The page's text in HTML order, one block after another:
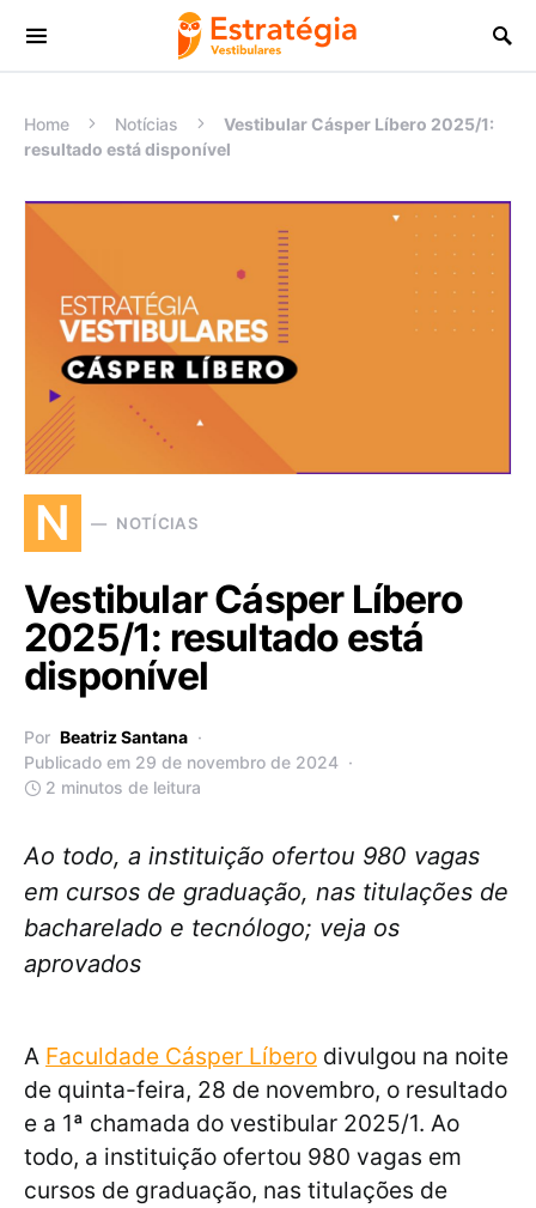
Procurar:
Home Notícias
Vestibular Cásper Líbero 2025/1:
resultado está disponível
N NOTÍCIAS
Vestibular Cásper Líbero
2025/1: resultado está
disponível
Por Beatriz Santana
Publicado em 29 de novembro de 2024
2 minutos de leitura
Ao todo, a instituição ofertou 980 vagas
em cursos de graduação, nas titulações de
bacharelado e tecnólogo; veja os
aprovados
A Faculdade Cásper Líbero divulgou na noite
de quinta-feira, 28 de novembro, o resultado
e a 1ª chamada do vestibular 2025/1. Ao
todo, a instituição ofertou 980 vagas em
cursos de graduação, nas titulações de